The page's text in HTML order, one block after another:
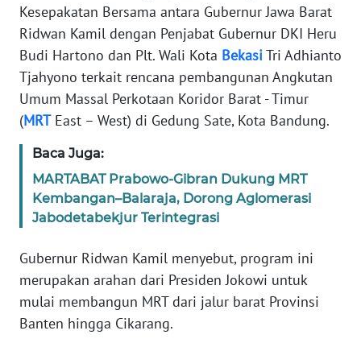
Kesepakatan Bersama antara Gubernur Jawa Barat
Ridwan Kamil dengan Penjabat Gubernur DKI Heru
Budi Hartono dan Plt. Wali Kota BekasiTri Adhianto
Tjahyono terkait rencana pembangunan Angkutan
Umum Massal Perkotaan Koridor Barat - Timur
(MRTEast – West) di Gedung Sate, Kota Bandung.
Baca Juga:
MARTABAT Prabowo-Gibran Dukung MRT
Kembangan–Balaraja, Dorong Aglomerasi
Jabodetabekjur Terintegrasi
Gubernur Ridwan Kamil menyebut, program ini
merupakan arahan dari Presiden Jokowi untuk
mulai membangun MRT dari jalur barat Provinsi
Banten hingga Cikarang.
INFO
IKLAN
TENTANG
KAMI
MEDIA
SIBER
REDAKSI
KARIR
DISCLAIMER